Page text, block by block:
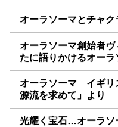
オーラソーマとチャク
オーラソーマ創始者
たに語りかけるオーラ
オーラソーマ イギ
源流を求めて」より
光耀く宝石…オーラソ